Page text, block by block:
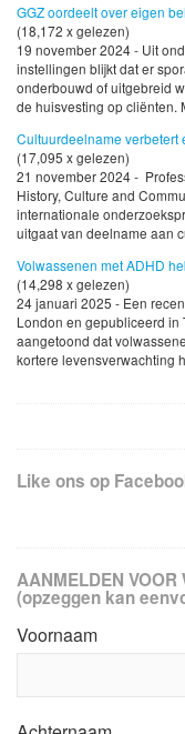
GGZ oordeelt over eigen
(18,172 x gelezen)
19 november 2024 - Uit
instellingen blijkt dat er
onderbouwd of uitgebreid
de huisvesting op cliënten.
Cultuurdeelname verbetert
(17,095 x gelezen)
21 november 2024 -
History, Culture and
internationale
uitgaat van deelname aan
Volwassenen met ADHD
(14,298 x gelezen)
24 januari 2025 - Een
London en gepubliceerd in
aangetoond dat
kortere levensverwachting
Like ons op
AANMELDEN VOOR
(opzeggen kan
Voornaam